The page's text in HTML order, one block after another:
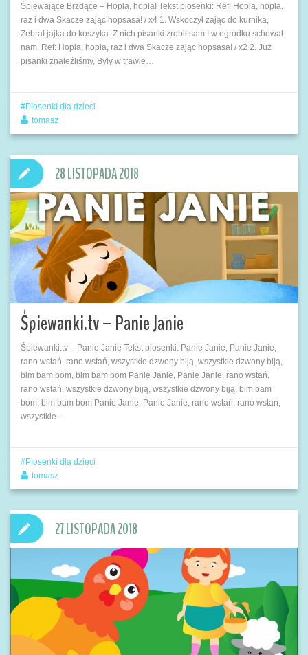
Śpiewające Brzdące – Hopla, hopla! Tekst piosenki: Ref: Hopla, hopla,
raz i dwa Skacze zając hopsasa! / x4 1. Wskoczył zając do kurnika,
Zebrał jajka do koszyka. Z nich pisanki zrobił sam I w ogródku schował
nam. Ref: Hopla, hopla, raz i dwa Skacze zając hopsasa! / x2 2. Już
pisanki znaleźliśmy, Były w trawie…
Piosenki dla dzieci
tomasz
Śpiewanki.tv – Panie Janie
Śpiewanki.tv – Panie Janie Tekst piosenki: Panie Janie, Panie Janie,
rano wstań, rano wstań, wszystkie dzwony biją, wszystkie dzwony biją,
bim bam bom, bim bam bom Panie Janie, Panie Janie, rano wstań,
rano wstań, wszystkie dzwony biją, wszystkie dzwony biją, bim bam
bom, bim bam bom Panie Janie, Panie Janie, rano wstań, rano wstań,
wszystkie…
28 LISTOPADA 2018
Piosenki dla dzieci
tomasz
27 LISTOPADA 2018